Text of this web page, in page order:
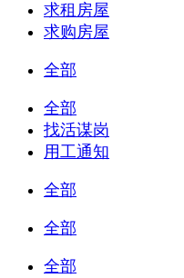
求租房屋
求购房屋
全部
全部
找活谋岗
用工通知
全部
全部
全部